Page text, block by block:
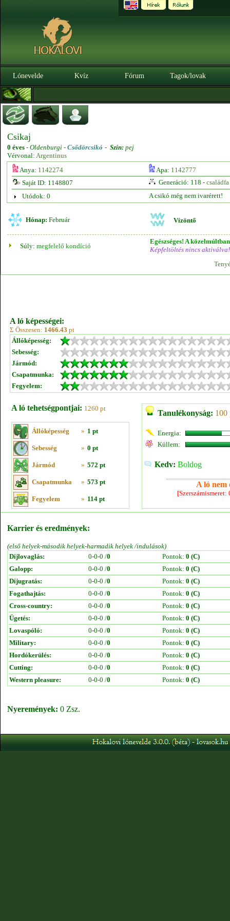
Lónevelde Kvíz Fórum Tagok/lovak
Csikaj
0 éves - Oldenburgi - Csődörcsikó - Szín: pej
Vérvonal: Argentinus
Anya: 1142274 Apa: 1142777
Saját ID: 1148807
Generáció: 118 - családfa
Utódok: 0
A csikó még nem ivarérett!
Hónap: Február Vízöntő
Súly: megfelelő kondíció
Egészséges! A
Képfeltöltés nincs aktiválva!
A ló képességei:
Σ Összesen: 1466.43 pt
Állóképesség:
Sebesség:
Jármód:
Csapatmunka:
Fegyelem:
A ló tehetségpontjai: 1260 pt
Állóképesség » 1 pt
Sebesség » 0 pt
Jármód » 572 pt
Csapatmunka » 573 pt
Fegyelem » 114 pt
Tanulékonyság: 100
Energia:
Küllem:
Kedv: Boldog
A ló nem
Karrier és eredmények:
(első helyek-második helyek-harmadik helyek /indulások)
Díjlovaglás:
0-0-0 /0 Pontok: 0 (C)
Galopp:
0-0-0 /0 Pontok: 0 (C)
Díjugratás:
0-0-0 /0 Pontok: 0 (C)
Fogathajtás:
0-0-0 /0 Pontok: 0 (C)
Cross-country:
0-0-0 /0 Pontok: 0 (C)
Ügetés:
0-0-0 /0 Pontok: 0 (C)
Lovaspóló:
0-0-0 /0 Pontok: 0 (C)
Military:
0-0-0 /0 Pontok: 0 (C)
Hordókerülés:
0-0-0 /0 Pontok: 0 (C)
Cutting:
0-0-0 /0 Pontok: 0 (C)
Western pleasure:
0-0-0 /0 Pontok: 0 (C)
Nyeremények: 0 Zsz.